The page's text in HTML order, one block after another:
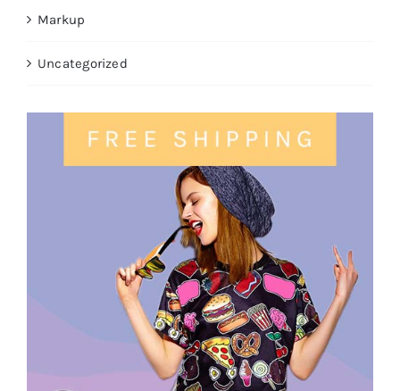
Markup
Uncategorized